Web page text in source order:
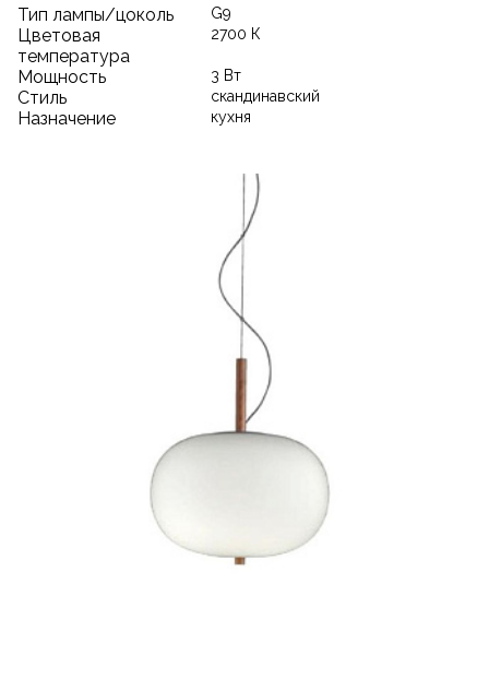
Тип лампы/цоколь G9
Цветовая
температура
2700 К
Мощность 3 Вт
Стиль скандинавский
Назначение кухня